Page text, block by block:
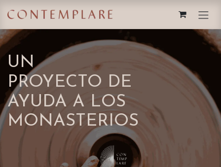
UN
PROYECTO DE
AYUDA A LOS
MONASTERIOS